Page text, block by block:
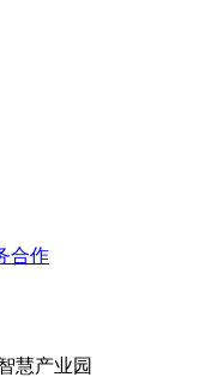
合作
慧产业园